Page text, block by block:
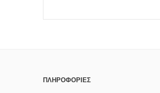
ΠΛΗΡΟΦΟΡΊΕΣ